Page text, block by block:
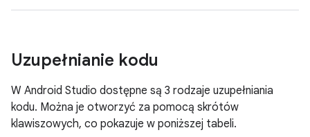
Uzupełnianie kodu
W Android Studio dostępne są 3 rodzaje uzupełniania
kodu. Można je otworzyć za pomocą skrótów
klawiszowych, co pokazuje w poniższej tabeli.